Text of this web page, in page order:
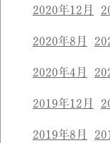
2020年12月
2020年8月
2020年4月
2019年12月
2019年8月